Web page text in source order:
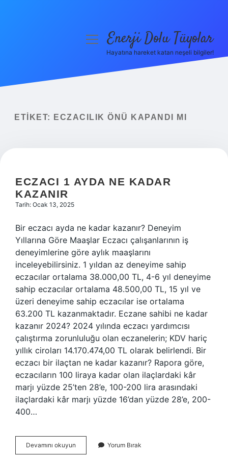
Yasal Uyarı
menüyüEnerji Dolu Tüyolar
Hayatına hareket katan neşeli bilgiler!
ETIKET: ECZACILIK ÖNÜ KAPANDI MI
ECZACI 1 AYDA NE KADAR
KAZANIR
Tarih: Ocak 13, 2025
Bir eczacı ayda ne kadar kazanır? Deneyim
Yıllarına Göre Maaşlar Eczacı çalışanlarının iş
deneyimlerine göre aylık maaşlarını
inceleyebilirsiniz. 1 yıldan az deneyime sahip
eczacılar ortalama 38.000,00 TL, 4-6 yıl deneyime
sahip eczacılar ortalama 48.500,00 TL, 15 yıl ve
üzeri deneyime sahip eczacılar ise ortalama
63.200 TL kazanmaktadır. Eczane sahibi ne kadar
kazanır 2024? 2024 yılında eczacı yardımcısı
çalıştırma zorunluluğu olan eczanelerin; KDV hariç
yıllık ciroları 14.170.474,00 TL olarak belirlendi. Bir
eczacı bir ilaçtan ne kadar kazanır? Rapora göre,
eczacıların 100 liraya kadar olan ilaçlardaki kâr
marjı yüzde 25’ten 28’e, 100-200 lira arasındaki
ilaçlardaki kâr marjı yüzde 16’dan yüzde 28’e, 200-
400…
Devamını okuyun
1
Yorum Bırak